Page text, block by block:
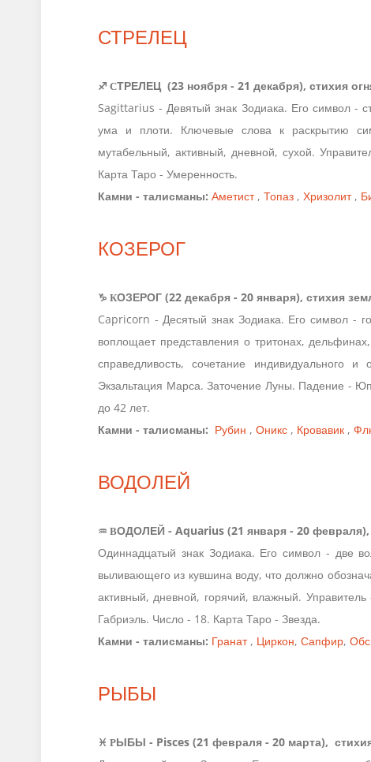
СТРЕЛЕЦ
♐ СТРЕЛЕЦ (23 ноября - 21 декабря), стихия
Sagittarius - Девятый знак Зодиака. Его символ -
ума и плоти. Ключевые слова к раскрытию
мутабельный, активный, дневной, сухой.
Карта Таро - Умеренность.
Камни - талисманы: Аметист, Топаз , Хризолит,
КОЗЕРОГ
♑ КОЗЕРОГ (22 декабря - 20 января), стихия
Capricorn - Десятый знак Зодиака. Его символ -
воплощает представления о тритонах,
справедливость, сочетание индивидуального
Экзальтация Марса. Заточение Луны. Падение -
до 42 лет.
Камни - талисманы: Рубин , Оникс , Кровавик ,
ВОДОЛЕЙ
♒ ВОДОЛЕЙ - Aquarius (21 января - 20 февраля),
Одиннадцатый знак Зодиака. Его символ - две
выливающего из кувшина воду, что должно
активный, дневной, горячий, влажный.
Габриэль. Число - 18. Карта Таро - Звезда.
Камни - талисманы: Гранат, Циркон, Сапфир,
РЫБЫ
♓ РЫБЫ - Pisces (21 февраля - 20 марта),